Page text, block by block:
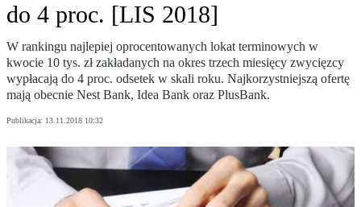
do 4 proc. [LIS 2018]
W rankingu najlepiej oprocentowanych lokat terminowych w
kwocie 10 tys. zł zakładanych na okres trzech miesięcy zwycięzcy
wypłacają do 4 proc. odsetek w skali roku. Najkorzystniejszą ofertę
mają obecnie Nest Bank, Idea Bank oraz PlusBank.
Publikacja: 13.11.2018 10:32